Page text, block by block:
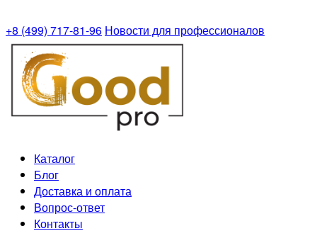
+8 (499) 717-81-96 Новости для профессионалов
Каталог
Блог
Доставка и оплата
Вопрос-ответ
Контакты